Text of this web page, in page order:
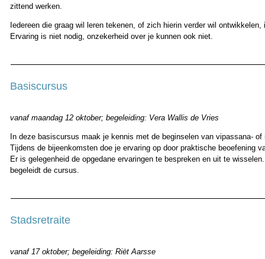
zittend werken.
Iedereen die graag wil leren tekenen, of zich hierin verder wil
Ervaring is niet nodig, onzekerheid over je kunnen ook niet.
Basiscursus
vanaf maandag 12 oktober; begeleiding: Vera Wallis de Vries
In deze basiscursus maak je kennis met de beginselen van vipassana-
Tijdens de bijeenkomsten doe je ervaring op door praktische beoefening
Er is gelegenheid de opgedane ervaringen te bespreken en uit te
begeleidt de cursus.
Stadsretraite
vanaf 17 oktober; begeleiding: Riët Aarsse